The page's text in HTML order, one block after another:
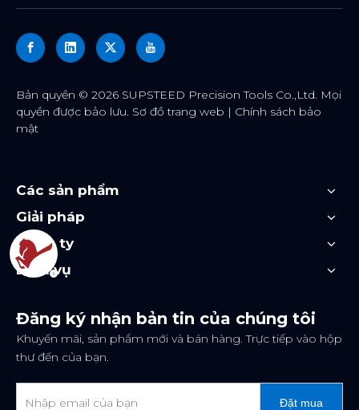
Bản quyền © 2026 SUPSTEED Precision Tools Co.,Ltd. Mọi
quyền được bảo lưu. Sơ đồ trang web | Chính sách bảo
mật
Các sản phẩm
Giải pháp
Công ty
Dịch vụ
Đăng ký nhận bản tin của chúng tôi
Khuyến mãi, sản phẩm mới và bán hàng. Trực tiếp vào hộp
thư đến của bạn.
Đặt mua